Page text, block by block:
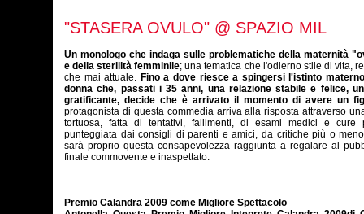
"STASERA OVULO" @ SPAZIO MIL
Un monologo che indaga sulle problematiche della maternità
e della sterilità femminile; una tematica che l'odierno stile di vita,
che mai attuale. Fino a dove riesce a spingersi l'istinto
donna che, passati i 35 anni, una relazione stabile e felice,
gratificante, decide che è arrivato il momento di avere un
protagonista di questa commedia arriva alla risposta attraverso
tortuosa, fatta di tentativi, fallimenti, di esami medici e cure
punteggiata dai consigli di parenti e amici, da critiche più o
sarà proprio questa consapevolezza raggiunta a regalare al
finale commovente e inaspettato.
Premio Calandra 2009 come Migliore Spettacolo